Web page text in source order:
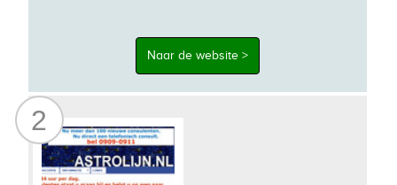
Naar de website >
2